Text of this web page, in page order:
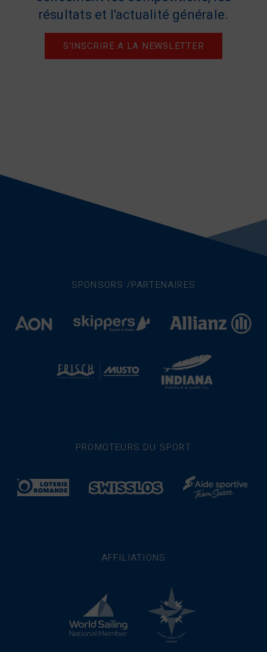
résultats et l'actualité générale.
S'INSCRIRE A LA NEWSLETTER
SPONSORS /PARTENAIRES
PROMOTEURS DU SPORT
AFFILIATIONS